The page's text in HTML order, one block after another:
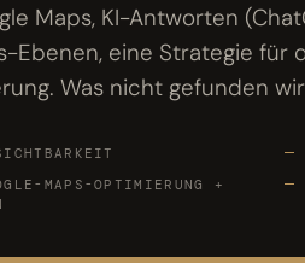
Maps, KI-Antworten
Ebenen, eine Strategie für
Was nicht gefunden
MAPS-OPTIMIERUNG +